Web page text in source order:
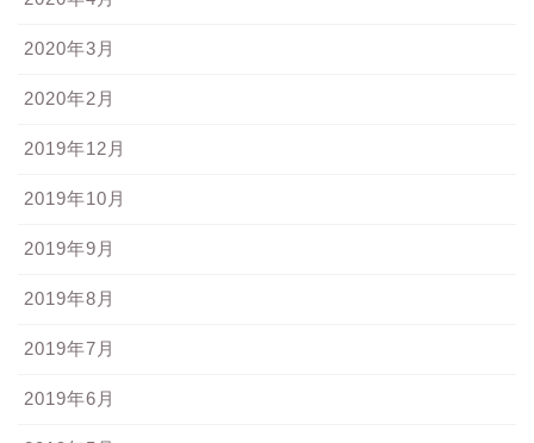
2020年3月
2020年2月
2019年12月
2019年10月
2019年9月
2019年8月
2019年7月
2019年6月